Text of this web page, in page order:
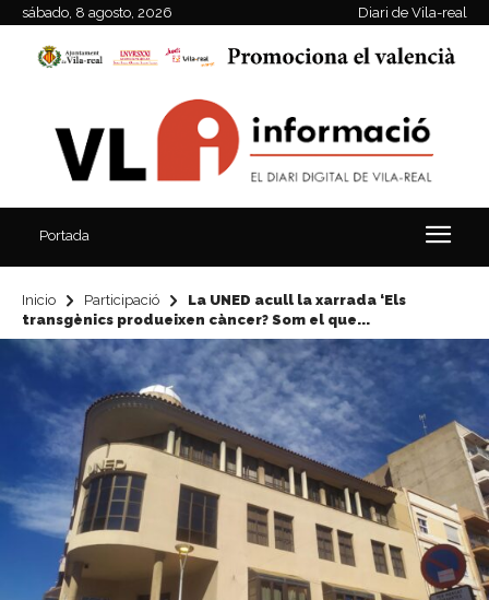
sábado, 8 agosto, 2026 Diari de Vila-real
Portada
Inicio Participació
La UNED acull la xarrada ‘Els
transgènics produeixen càncer? Som el que...